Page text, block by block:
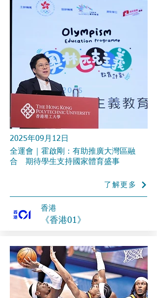
2025年09月12日
全運會｜霍啟剛：有助推廣大灣區融
合 期待學生支持國家體育盛事
了解更多
香港
《香港01》